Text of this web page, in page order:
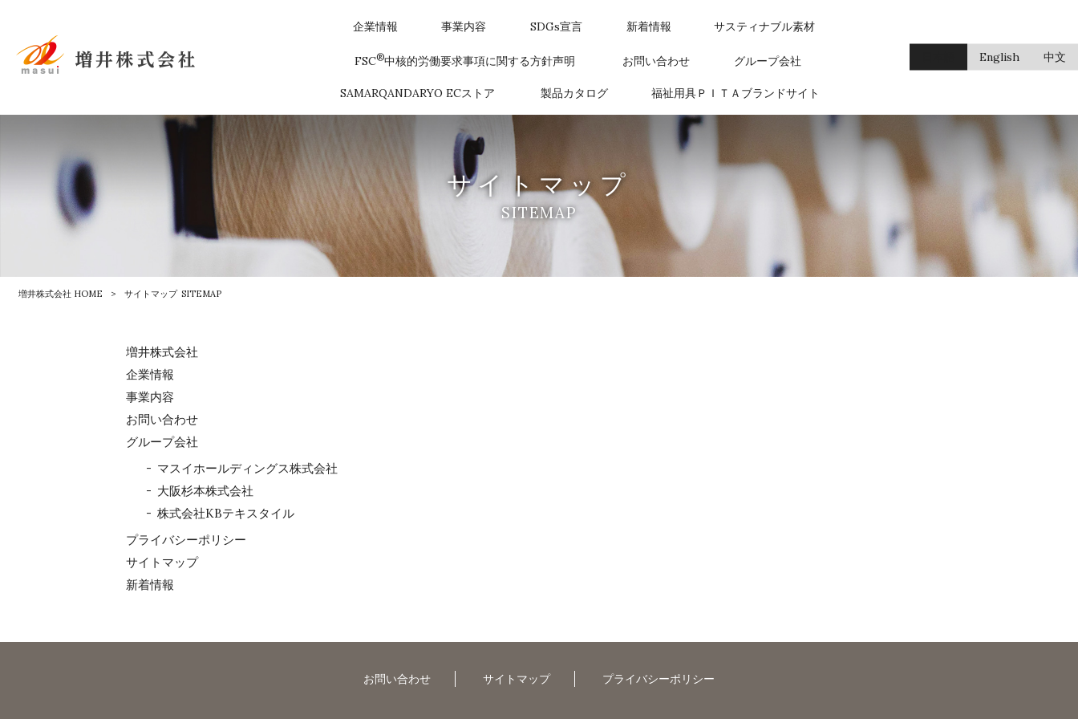
English 中文
企業情報 事業内容 SDGs宣言 新着情報 サスティナブル素材
FSC®中核的労働要求事項に関する方針声明 お問い合わせ グループ会社
SAMARQANDARYO ECストア 製品カタログ 福祉用具ＰＩＴＡブランドサイト
サイトマップ
SITEMAP
増井株式会社 HOME > サイトマップ SITEMAP
増井株式会社
企業情報
事業内容
お問い合わせ
グループ会社
マスイホールディングス株式会社
大阪杉本株式会社
株式会社KBテキスタイル
プライバシーポリシー
サイトマップ
新着情報
お問い合わせ サイトマップ プライバシーポリシー